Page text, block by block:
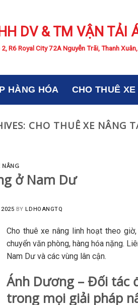
DV & TM VẬN TẢI
R6 Royal City 72A Nguyễn Trãi, Thanh
HÀNG HÓA CHO THUÊ XE
CHO THUÊ XE NÂNG
NÂNG
ở Nam Dư
BYLDHOANGTQ
Cho thuê xe nâng linh hoạt theo
chuyển văn phòng, hàng hóa nặng.
Nam Dư và các vùng lân cận.
Ánh Dương – Đối tác
trong mọi giải pháp